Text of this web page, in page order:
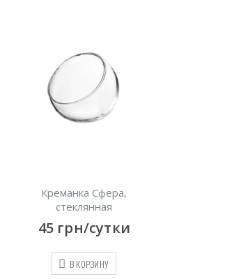
Креманка Сфера,
стеклянная
45 грн/сутки
В КОРЗИНУ